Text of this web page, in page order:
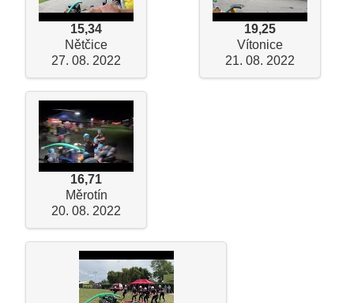
15,34
Nětčice
27. 08. 2022
19,25
Vítonice
21. 08. 2022
16,71
Měrotín
20. 08. 2022